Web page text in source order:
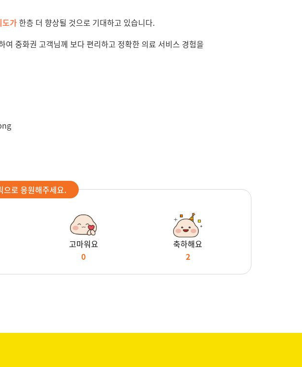
도가 한층 더 향상될 것으로 기대하고 있습니다.
중화권 고객님께 보다 편리하고 정확한 의료 서비스 경험을
으로 응원해주세요.
고마워요
0
축하해요
2